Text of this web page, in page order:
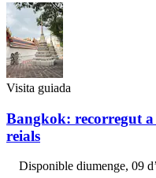
Visita guiada
Bangkok: recorregut a
reials
Disponible diumenge, 09